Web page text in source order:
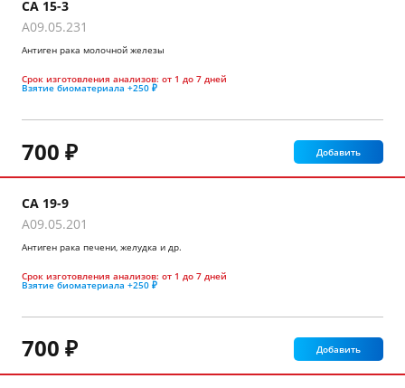
СА 15-3
A09.05.231
Антиген рака молочной железы
Срок изготовления анализов: от 1 до 7 дней
Взятие биоматериала +250 ₽
700 ₽ Добавить
СА 19-9
A09.05.201
Антиген рака печени, желудка и др.
Срок изготовления анализов: от 1 до 7 дней
Взятие биоматериала +250 ₽
700 ₽ Добавить